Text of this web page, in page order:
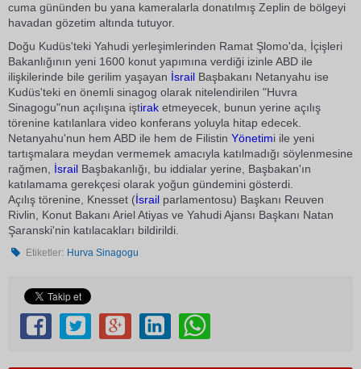
cuma gününden bu yana kameralarla donatılmış Zeplin de bölgeyi
havadan gözetim altında tutuyor.
Doğu Kudüs'teki Yahudi yerleşimlerinden Ramat Şlomo'da, İçişleri
Bakanlığının yeni 1600 konut yapımına verdiği izinle ABD ile
ilişkilerinde bile gerilim yaşayan İsrail Başbakanı Netanyahu ise
Kudüs'teki en önemli sinagog olarak nitelendirilen "Huvra
Sinagogu"nun açılışına iştirak etmeyecek, bunun yerine açılış
törenine katılanlara video konferans yoluyla hitap edecek.
Netanyahu'nun hem ABD ile hem de Filistin Yönetimi ile yeni
tartışmalara meydan vermemek amacıyla katılmadığı söylenmesine
rağmen, İsrail Başbakanlığı, bu iddialar yerine, Başbakan'ın
katılamama gerekçesi olarak yoğun gündemini gösterdi.
Açılış törenine, Knesset (İsrail parlamentosu) Başkanı Reuven
Rivlin, Konut Bakanı Ariel Atiyas ve Yahudi Ajansı Başkanı Natan
Şaranski'nin katılacakları bildirildi.
Etiketler: Hurva Sinagogu